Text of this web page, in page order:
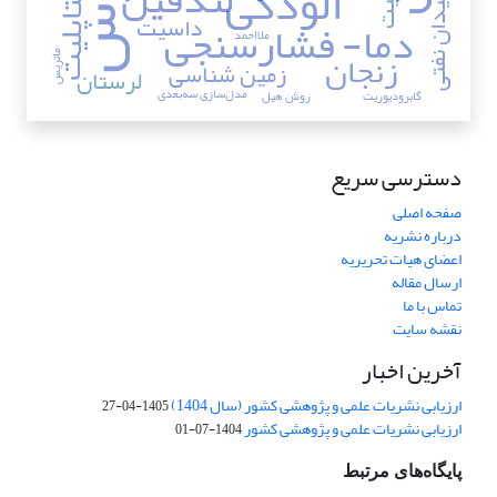
دما- فشارسنجی
متاپلیت زنجان میدان نفتی زمین شناسی
داسیت
لرستان مدل‌سازی سه‌بعدی گابرودیوریت
ماتریس
ملا‌احمد
روش هیل
دسترسی سریع
صفحه اصلی
درباره نشریه
اعضای هیات تحریریه
ارسال مقاله
تماس با ما
نقشه سایت
آخرین اخبار
ارزیابی نشریات علمی و پژوهشی کشور (سال 1404) 1405-04-27
ارزیابی نشریات علمی و پژوهشی کشور1404-07-01
پایگاه‌های مرتبط